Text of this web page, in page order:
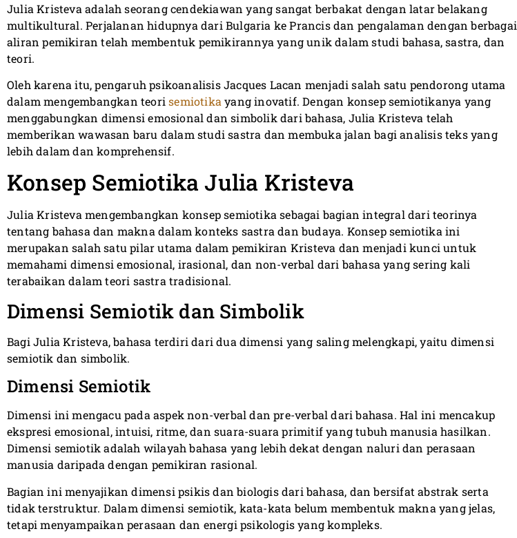
Julia Kristeva adalah seorang cendekiawan yang sangat berbakat dengan latar belakang
multikultural. Perjalanan hidupnya dari Bulgaria ke Prancis dan pengalaman dengan berbagai
aliran pemikiran telah membentuk pemikirannya yang unik dalam studi bahasa, sastra, dan
teori.
Oleh karena itu, pengaruh psikoanalisis Jacques Lacan menjadi salah satu pendorong utama
dalam mengembangkan teorisemiotika yang inovatif. Dengan konsep semiotikanya yang
menggabungkan dimensi emosional dan simbolik dari bahasa, Julia Kristeva telah
memberikan wawasan baru dalam studi sastra dan membuka jalan bagi analisis teks yang
lebih dalam dan komprehensif.
Konsep Semiotika Julia Kristeva
Julia Kristeva mengembangkan konsep semiotika sebagai bagian integral dari teorinya
tentang bahasa dan makna dalam konteks sastra dan budaya. Konsep semiotika ini
merupakan salah satu pilar utama dalam pemikiran Kristeva dan menjadi kunci untuk
memahami dimensi emosional, irasional, dan non-verbal dari bahasa yang sering kali
terabaikan dalam teori sastra tradisional.
Dimensi Semiotik dan Simbolik
Bagi Julia Kristeva, bahasa terdiri dari dua dimensi yang saling melengkapi, yaitu dimensi
semiotik dan simbolik.
Dimensi Semiotik
Dimensi ini mengacu pada aspek non-verbal dan pre-verbal dari bahasa. Hal ini mencakup
ekspresi emosional, intuisi, ritme, dan suara-suara primitif yang tubuh manusia hasilkan.
Dimensi semiotik adalah wilayah bahasa yang lebih dekat dengan naluri dan perasaan
manusia daripada dengan pemikiran rasional.
Bagian ini menyajikan dimensi psikis dan biologis dari bahasa, dan bersifat abstrak serta
tidak terstruktur. Dalam dimensi semiotik, kata-kata belum membentuk makna yang jelas,
tetapi menyampaikan perasaan dan energi psikologis yang kompleks.